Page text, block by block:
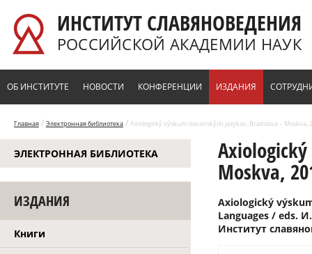
ИНСТИТУТ СЛАВЯНОВЕДЕНИЯ
РОССИЙСКОЙ АКАДЕМИИ НАУК
ОБ ИНСТИТУТЕ НОВОСТИ КОНФЕРЕНЦИИ ИЗДАНИЯ
Главная / Электронная библиотека / Axiologický výskum slovanských jazykov. Bratislava – Moskva,
ЭЛЕКТРОННАЯ БИБЛИОТЕКА
ИЗДАНИЯ
Книги
Moskva,
Axiologický
Languages / eds.
Институт